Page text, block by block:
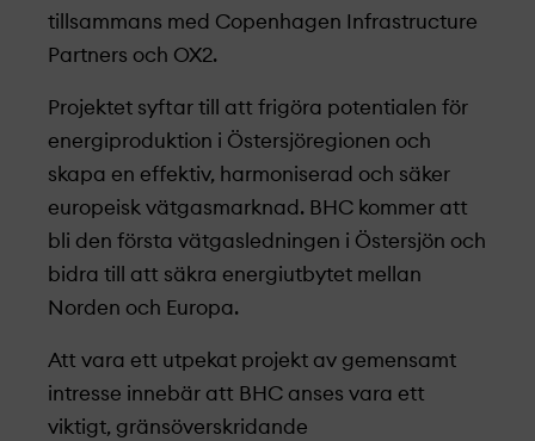
tillsammans med Copenhagen Infrastructure
Partners och OX2.
Projekt­et syftar till att frigöra potentialen för
energiproduktion i Östersjöregionen och
skapa en effektiv, harmoniserad och säker
europeisk vätgasmarknad. BHC kommer att
bli den första vätgasledningen i Östersjön och
bidra till att säkra energiutbytet mellan
Norden och Europa.
Att vara ett utpekat projekt­ av gemensamt
intresse innebär att BHC anses vara ett
viktigt, gränsöverskridande